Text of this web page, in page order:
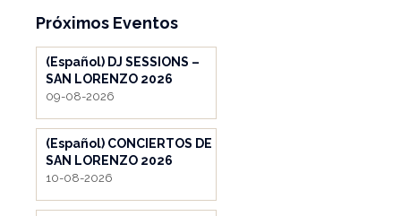
Próximos Eventos
(Español) DJ SESSIONS –
SAN LORENZO 2026
09-08-2026
(Español) CONCIERTOS DE
SAN LORENZO 2026
10-08-2026